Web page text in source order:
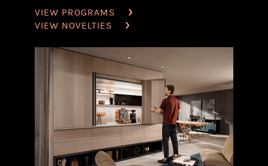
VIEW PROGRAMS
VIEW NOVELTIES